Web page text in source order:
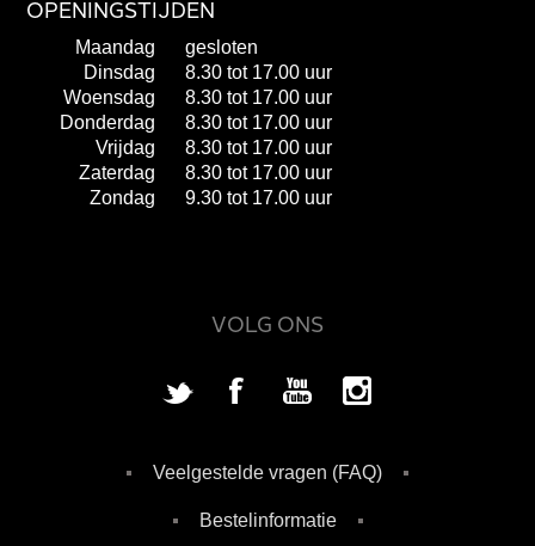
OPENINGSTIJDEN
Maandag
gesloten
Dinsdag
8.30 tot 17.00 uur
Woensdag
8.30 tot 17.00 uur
Donderdag
8.30 tot 17.00 uur
Vrijdag
8.30 tot 17.00 uur
Zaterdag
8.30 tot 17.00 uur
Zondag
9.30 tot 17.00 uur
VOLG ONS
Veelgestelde vragen (FAQ)
Bestelinformatie